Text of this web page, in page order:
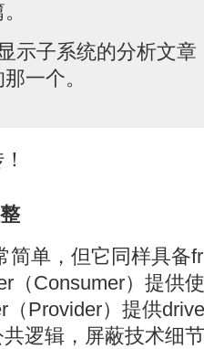
示子系统的分析文
一个。
简单，但它同样具备
（Consumer）提供
（Provider）提供
逻辑，屏蔽技术细